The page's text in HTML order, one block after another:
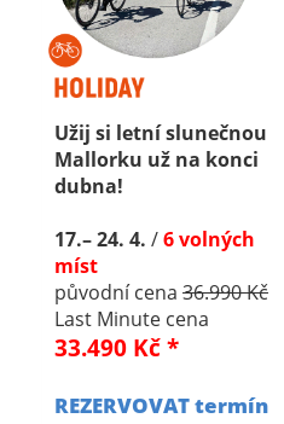
Užij si letní slunečnou
Mallorku už na konci
dubna!
17.– 24. 4. /6 volných
míst
původní cena 36.990 Kč
Last Minute cena
33.490 Kč *
REZERVOVAT termín